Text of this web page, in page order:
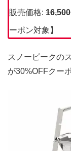
販売価格: 16,500
ーポン対象】
スノーピークの
が30%OFFクー